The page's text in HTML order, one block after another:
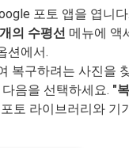
포토 앱을 엽니다.
의 수평선 메뉴에 액
션에서.
복구하려는 사진을
음을 선택하세요. "
토 라이브러리와 기